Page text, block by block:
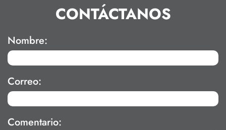
CONTÁCTANOS
Nombre:
Correo:
Comentario: